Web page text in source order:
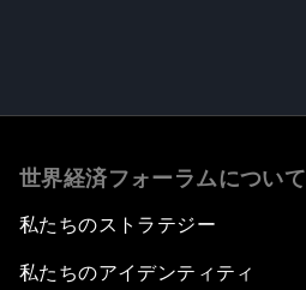
世界経済フォーラムについて
私たちのストラテジー
私たちのアイデンティティ